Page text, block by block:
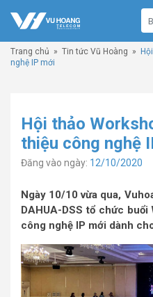
Trang chủ » Tin tức Vũ Hoàng »
nghệ IP mới
Hội thảo
thiệu công nghệ
Đăng vào ngày: 12/10/2020
Ngày 10/10 vừa qua,
DAHUA-DSS tổ chức
công nghệ IP mới dành